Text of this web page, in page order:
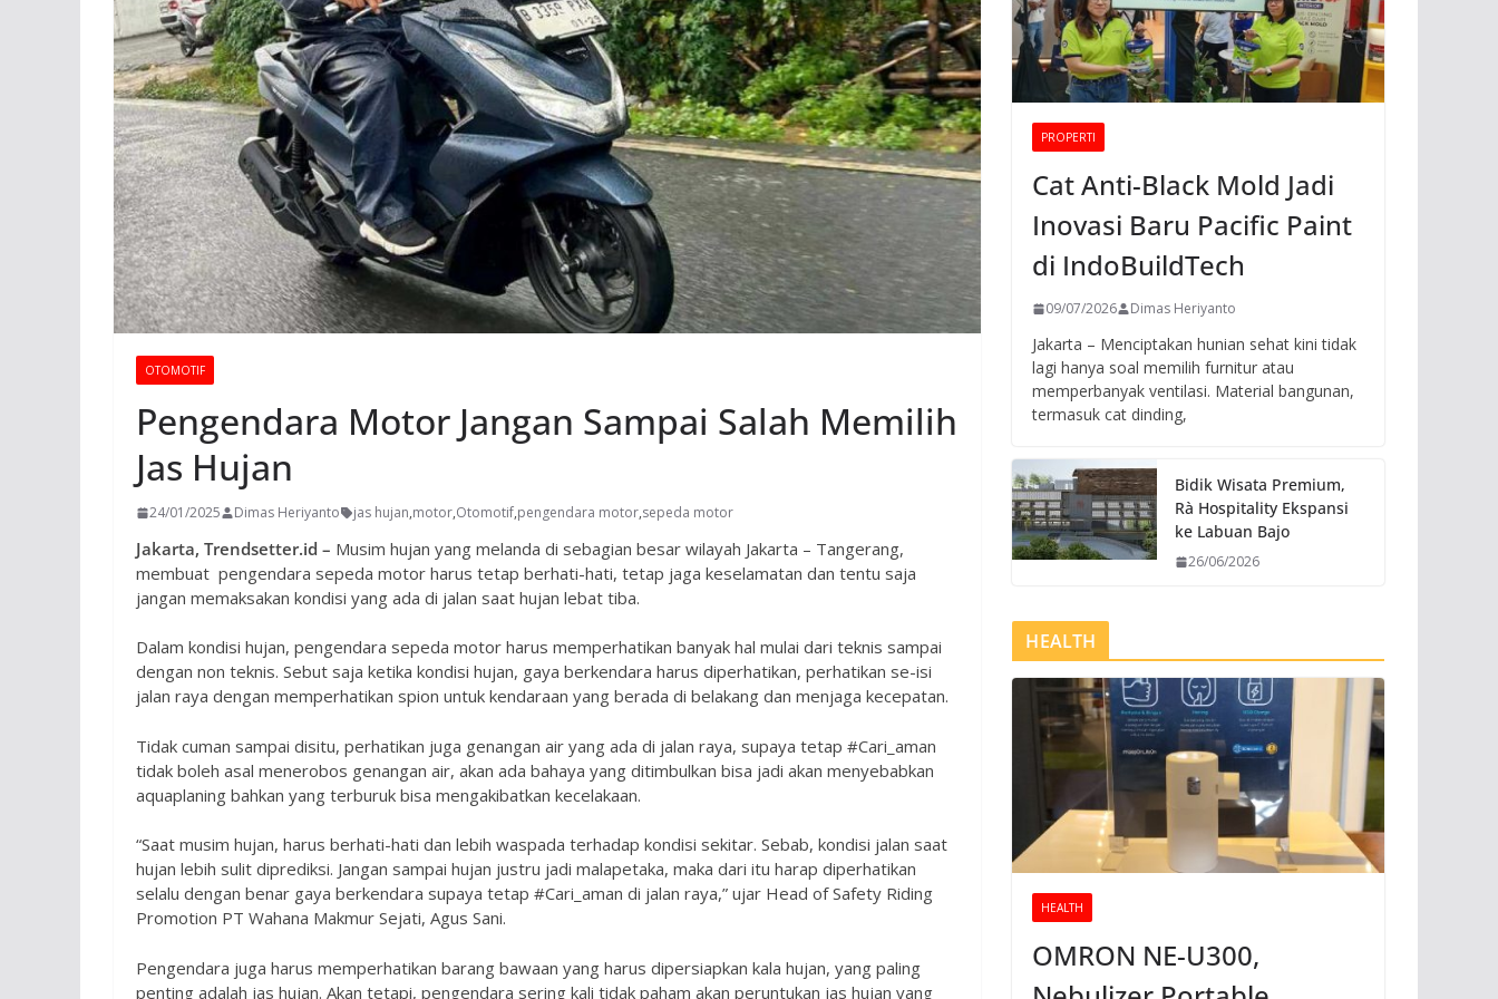
OTOMOTIF
Pengendara Motor Jangan Sampai Salah Memilih
Jas Hujan
24/01/2025 Dimas Heriyanto jas hujan,motor,Otomotif,pengendara motor,sepeda motor
Jakarta, Trendsetter.id – Musim hujan yang melanda di sebagian besar wilayah Jakarta – Tangerang,
membuat pengendara sepeda motor harus tetap berhati-hati, tetap jaga keselamatan dan tentu saja
jangan memaksakan kondisi yang ada di jalan saat hujan lebat tiba.
Dalam kondisi hujan, pengendara sepeda motor harus memperhatikan banyak hal mulai dari teknis sampai
dengan non teknis. Sebut saja ketika kondisi hujan, gaya berkendara harus diperhatikan, perhatikan se-isi
jalan raya dengan memperhatikan spion untuk kendaraan yang berada di belakang dan menjaga kecepatan.
Tidak cuman sampai disitu, perhatikan juga genangan air yang ada di jalan raya, supaya tetap #Cari_aman
tidak boleh asal menerobos genangan air, akan ada bahaya yang ditimbulkan bisa jadi akan menyebabkan
aquaplaning bahkan yang terburuk bisa mengakibatkan kecelakaan.
“Saat musim hujan, harus berhati-hati dan lebih waspada terhadap kondisi sekitar. Sebab, kondisi jalan saat
hujan lebih sulit diprediksi. Jangan sampai hujan justru jadi malapetaka, maka dari itu harap diperhatikan
selalu dengan benar gaya berkendara supaya tetap #Cari_aman di jalan raya,” ujar Head of Safety Riding
Promotion PT Wahana Makmur Sejati, Agus Sani.
Pengendara juga harus memperhatikan barang bawaan yang harus dipersiapkan kala hujan, yang paling
penting adalah jas hujan. Akan tetapi, pengendara sering kali tidak paham akan peruntukan jas hujan yang
PROPERTI
Cat Anti-Black Mold Jadi
Inovasi Baru Pacific Paint
di IndoBuildTech
09/07/2026 Dimas Heriyanto
Jakarta – Menciptakan hunian sehat kini tidak
lagi hanya soal memilih furnitur atau
memperbanyak ventilasi. Material bangunan,
termasuk cat dinding,
Bidik Wisata Premium,
Rà Hospitality Ekspansi
ke Labuan Bajo
26/06/2026
HEALTH
HEALTH
OMRON NE-U300,